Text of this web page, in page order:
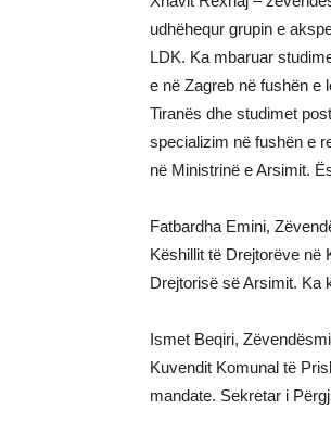
udhëhequr grupin e
LDK. Ka mbaruar
e në Zagreb në fushën e
Tiranës dhe studimet
specializim në fushën e
në Ministrinë e Arsimit.
Fatbardha Emini,
Këshillit të Drejtorëve në
Drejtorisë së Arsimit. Ka
Ismet Beqiri,
Kuvendit Komunal të
mandate. Sekretar i